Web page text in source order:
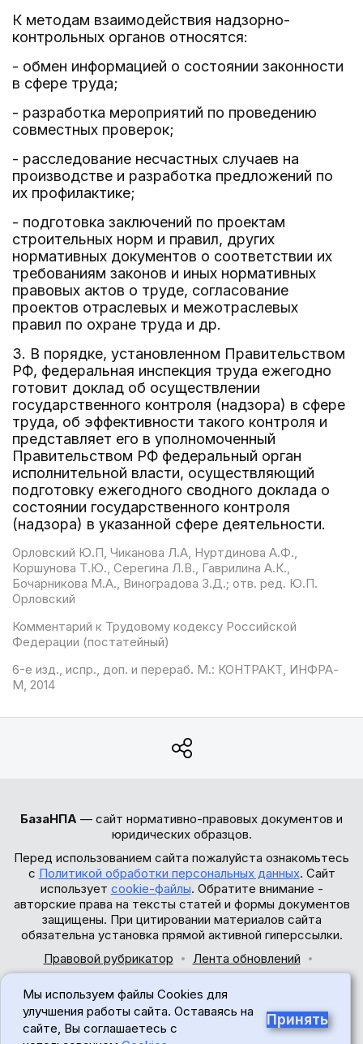
К методам взаимодействия надзорно-
контрольных органов относятся:
- обмен информацией о состоянии законности
в сфере труда;
- разработка мероприятий по проведению
совместных проверок;
- расследование несчастных случаев на
производстве и разработка предложений по
их профилактике;
- подготовка заключений по проектам
строительных норм и правил, других
нормативных документов о соответствии их
требованиям законов и иных нормативных
правовых актов о труде, согласование
проектов отраслевых и межотраслевых
правил по охране труда и др.
3. В порядке, установленном Правительством
РФ, федеральная инспекция труда ежегодно
готовит доклад об осуществлении
государственного контроля (надзора) в сфере
труда, об эффективности такого контроля и
представляет его в уполномоченный
Правительством РФ федеральный орган
исполнительной власти, осуществляющий
подготовку ежегодного сводного доклада о
состоянии государственного контроля
(надзора) в указанной сфере деятельности.
Орловский Ю.П, Чиканова Л.А, Нуртдинова А.Ф.,
Коршунова Т.Ю., Серегина Л.В., Гаврилина А.К.,
Бочарникова М.А., Виноградова З.Д.; отв. ред. Ю.П.
Орловский
Комментарий к Трудовому кодексу Российской
Федерации (постатейный)
6-е изд., испр., доп. и перераб. М.: КОНТРАКТ, ИНФРА-
М, 2014
БазаНПА — сайт нормативно-правовых документов и
юридических образцов.
Перед использованием сайта пожалуйста ознакомьтесь
с Политикой обработки персональных данных. Сайт
использует cookie-файлы. Обратите внимание -
авторские права на тексты статей и формы документов
защищены. При цитировании материалов сайта
обязательна установка прямой активной гиперссылки.
Правовой рубрикатор
Лента обновлений
© 2017-2026
18+
Мы используем файлы Cookies для
улучшения работы сайта. Оставаясь на
сайте, Вы соглашаетесь с
Принять